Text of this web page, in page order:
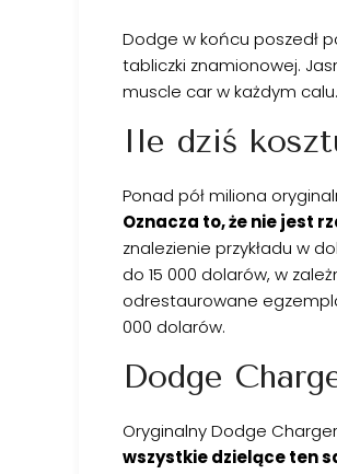
Dodge w końcu poszedł
tabliczki znamionowej.
muscle car w każdym calu.
Ile dziś
Ponad pół miliona
Oznacza to, że nie jest
znalezienie przykładu w
do 15 000 dolarów, w
odrestaurowane
000 dolarów.
Dodge
Oryginalny Dodge
wszystkie dzielące ten